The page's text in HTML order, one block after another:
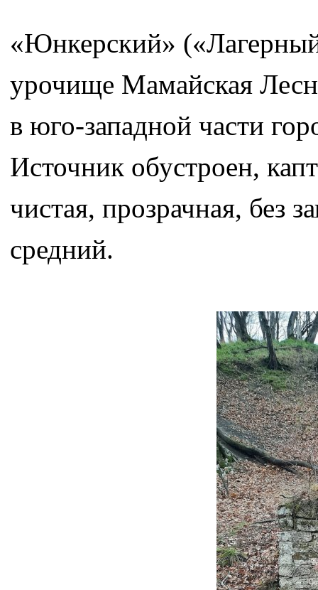
«Юнкерский»
урочище Мамайская
в юго-западной части
Источник обустроен,
чистая, прозрачная, без
средний.